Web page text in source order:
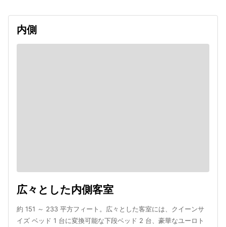
内側
広々とした内側客室
約 151 ～ 233 平方フィート。広々とした客室には、クイーンサ
イズ ベッド 1 台に変換可能な下段ベッド 2 台、豪華なユーロト